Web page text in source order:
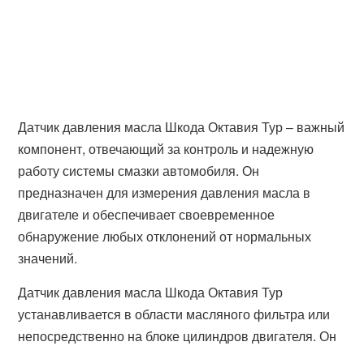
Датчик давления масла Шкода Октавия Тур – важный
компонент, отвечающий за контроль и надежную
работу системы смазки автомобиля. Он
предназначен для измерения давления масла в
двигателе и обеспечивает своевременное
обнаружение любых отклонений от нормальных
значений.
Датчик давления масла Шкода Октавия Тур
устанавливается в области масляного фильтра или
непосредственно на блоке цилиндров двигателя. Он